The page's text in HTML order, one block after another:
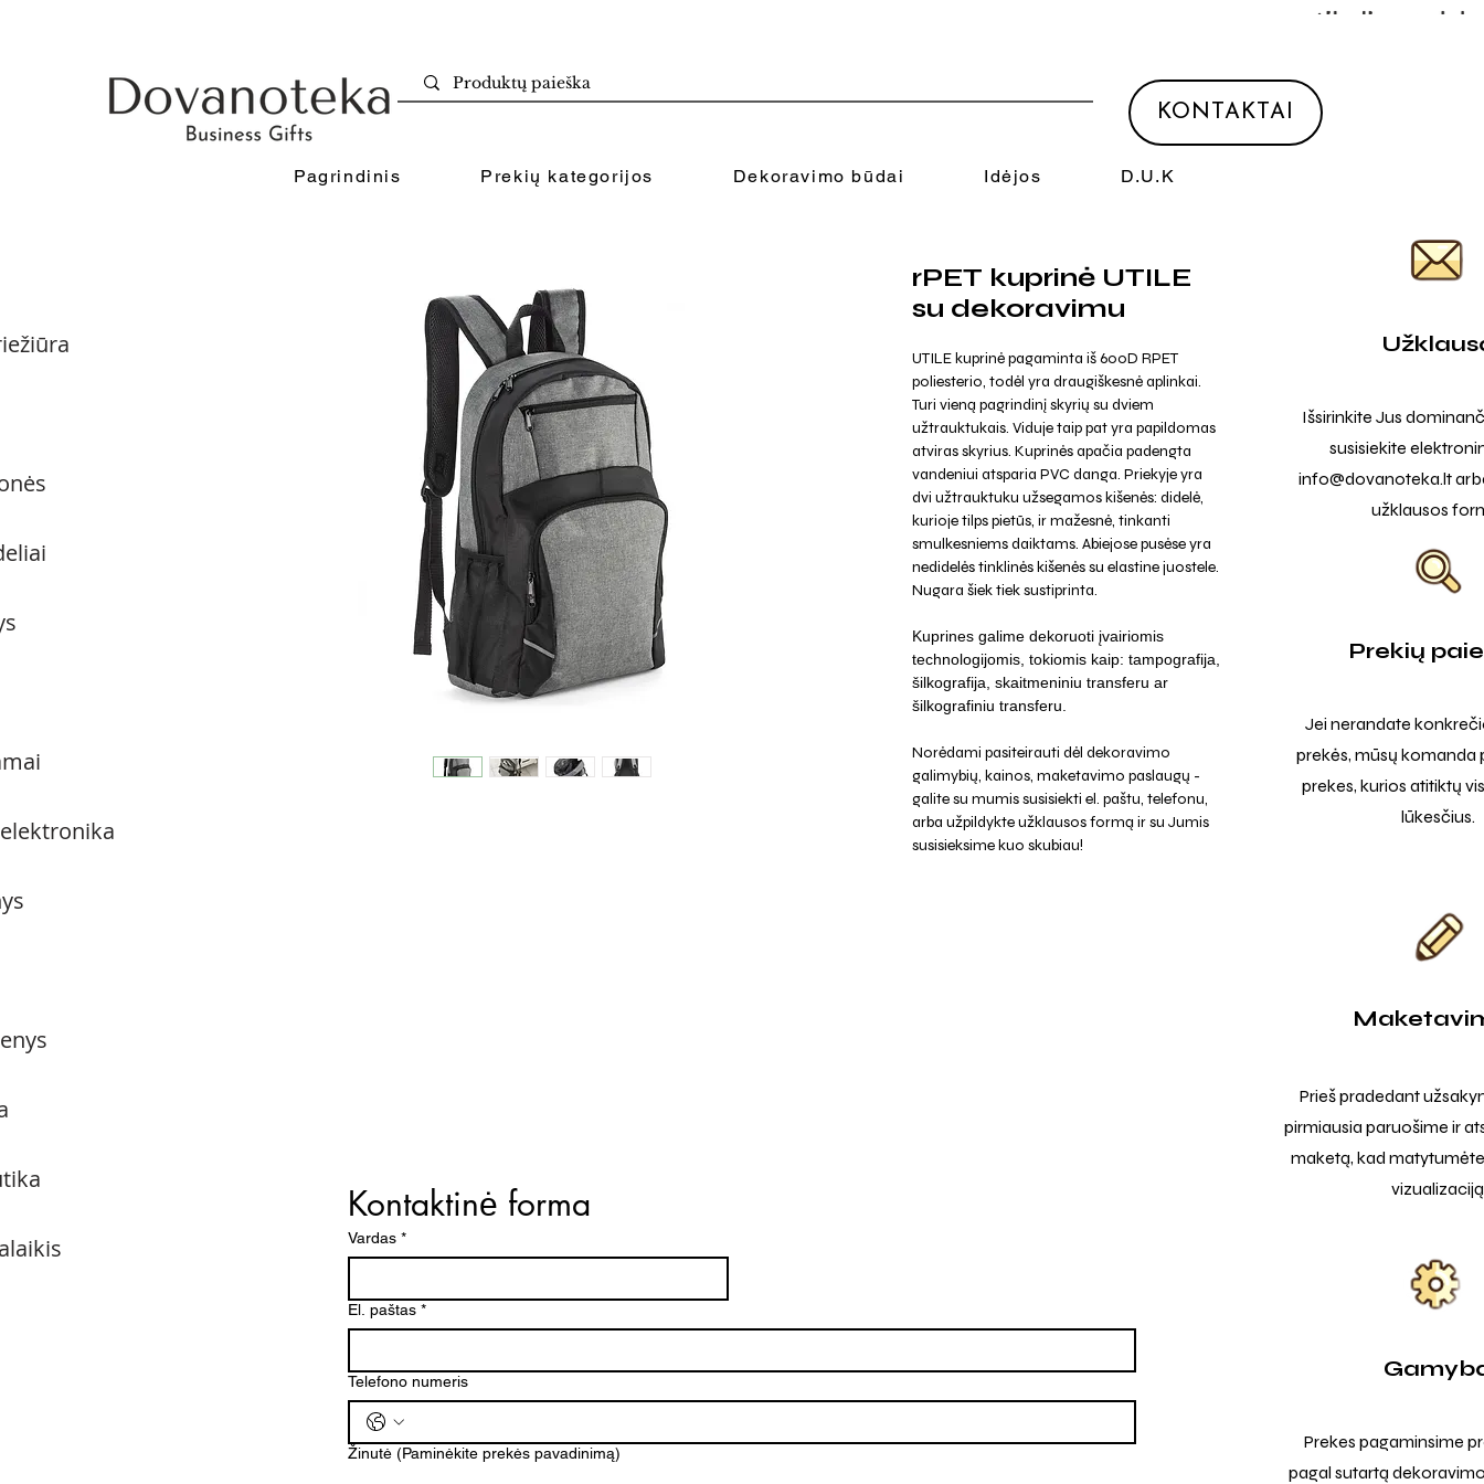
Pagrindinis Prekių kategorijos Dekoravimo būdai Idėjos D.U.K
KONTAKTAI
rPET kuprinė UTILE
su dekoravimu
UTILE kuprinė pagaminta iš 600D RPET
poliesterio, todėl yra draugiškesnė aplinkai.
Turi vieną pagrindinį skyrių su dviem
užtrauktukais. Viduje taip pat yra papildomas
atviras skyrius. Kuprinės apačia padengta
vandeniui atsparia PVC danga. Priekyje yra
dvi užtrauktuku užsegamos kišenės: didelė,
kurioje tilps pietūs, ir mažesnė, tinkanti
smulkesniems daiktams. Abiejose pusėse yra
nedidelės tinklinės kišenės su elastine juostele.
Nugara šiek tiek sustiprinta.
Kuprines galime dekoruoti įvairiomis
technologijomis, tokiomis kaip: tampografija,
šilkografija, skaitmeniniu transferu ar
šilkografiniu transferu.
Norėdami pasiteirauti dėl dekoravimo
galimybių, kainos, maketavimo paslaugų -
galite su mumis susisiekti el. paštu, telefonu,
arba užpildykte užklausos formą ir su Jumis
susisieksime kuo skubiau!
Išsirinkite Jus
susisiekite
info@dovanoteka.lt
užklausos
Prekių
Jei nerandate
prekės, mūsų komanda
prekes, kurios atitiktų
lūkesčius.
Kontaktinė forma
Vardas *
El. paštas *
Telefono numeris
Žinutė (Paminėkite prekės pavadinimą)
Prieš pradedant
pirmiausia paruošime ir
maketą, kad
vizualizaciją
Prekes pagaminsime
pagal sutartą